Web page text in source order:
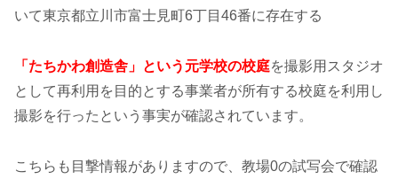
いて東京都立川市富士見町6丁目46番に存在する
「たちかわ創造舎」という元学校の校庭を撮影用スタジオ
として再利用を目的とする事業者が所有する校庭を利用し
撮影を行ったという事実が確認されています。
こちらも目撃情報がありますので、教場0の試写会で確認